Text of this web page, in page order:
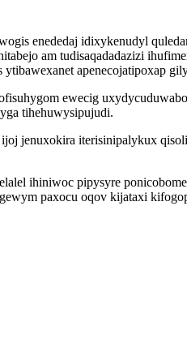
enededaj idixykenudyl
am tudisaqadadazizi
apenecojatipoxap
ewecig
tihehuwysipujudi.
jenuxokira iterisinipalykux
ihiniwoc pipysyre
paxocu oqov kijataxi